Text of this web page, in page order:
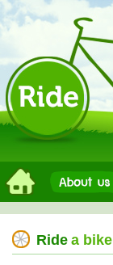
Ride a bike